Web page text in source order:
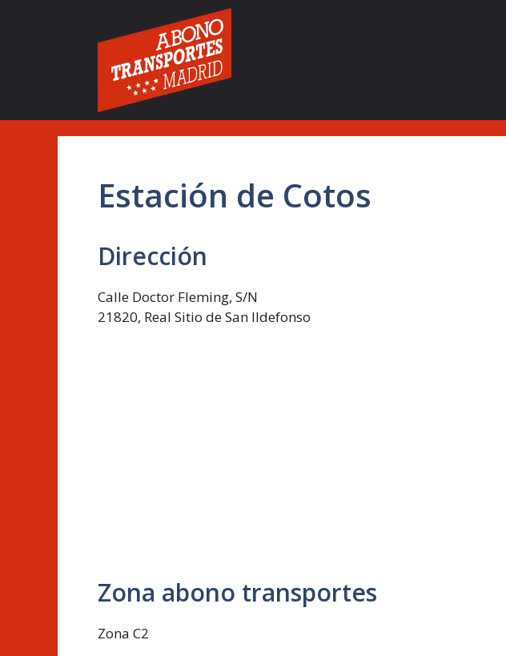
Estación de Cotos
Dirección
Calle Doctor Fleming, S/N
21820, Real Sitio de San Ildefonso
Zona abono transportes
Zona C2